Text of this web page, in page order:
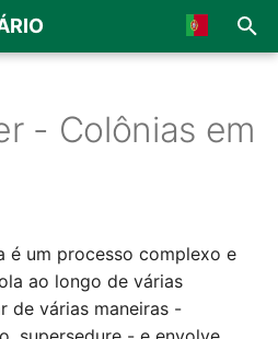
🇫🇷 Français
🇯🇵 Japanese
🇳🇱 Netherland
Visão geral
Montagem mecânica
Calibração da balança
Visão geral
Balança múltipla dupla
Balança SolutionBee®
- Colônias em
é um processo complexo e
ao longo de várias
de várias maneiras -